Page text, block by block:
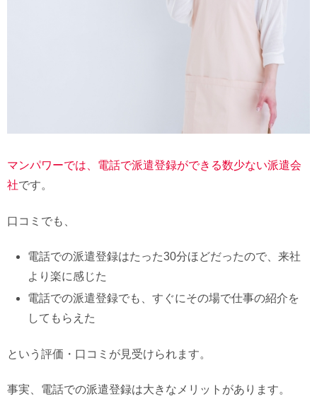
マンパワーでは、電話で派遣登録ができる数少ない派遣会
社です。
口コミでも、
電話での派遣登録はたった30分ほどだったので、来社
より楽に感じた
電話での派遣登録でも、すぐにその場で仕事の紹介を
してもらえた
という評価・口コミが見受けられます。
事実、電話での派遣登録は大きなメリットがあります。